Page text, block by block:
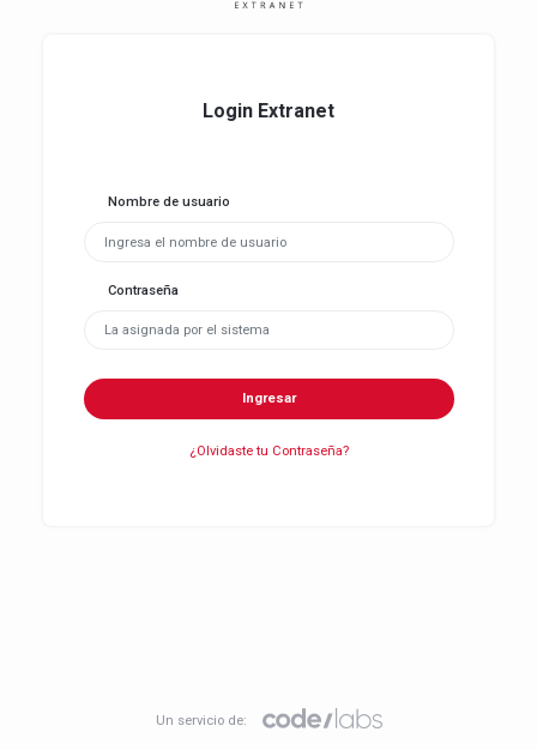
Login Extranet
Nombre de usuario
Contraseña
Ingresar
¿Olvidaste tu Contraseña?
Un servicio de: